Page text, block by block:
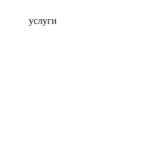
услуги